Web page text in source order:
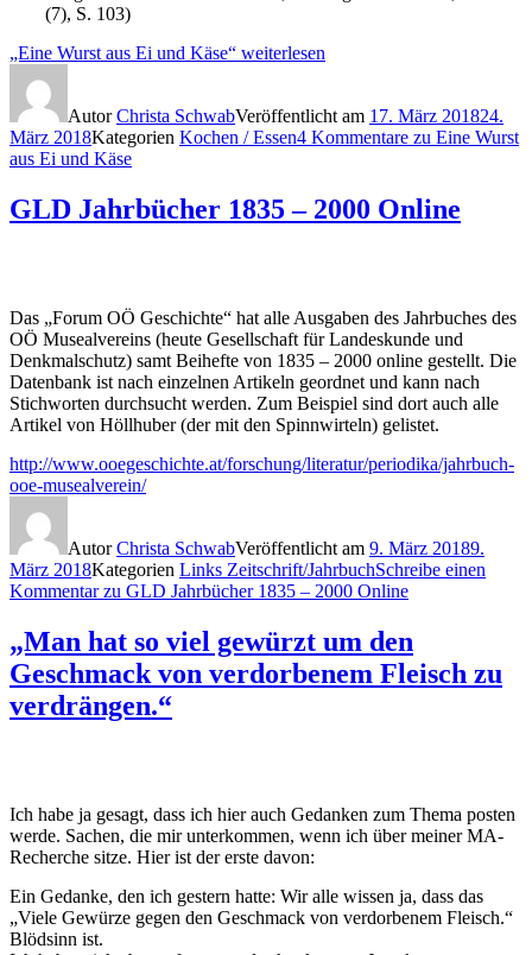
(7), S. 103)
„Eine Wurst aus Ei und Käse“ weiterlesen
AutorChrista SchwabVeröffentlicht am 17. März 201824.
März 2018Kategorien Kochen / Essen4 Kommentare zu Eine Wurst
aus Ei und Käse
GLD Jahrbücher 1835 – 2000 Online
Das „Forum OÖ Geschichte“ hat alle Ausgaben des Jahrbuches des
OÖ Musealvereins (heute Gesellschaft für Landeskunde und
Denkmalschutz) samt Beihefte von 1835 – 2000 online gestellt. Die
Datenbank ist nach einzelnen Artikeln geordnet und kann nach
Stichworten durchsucht werden. Zum Beispiel sind dort auch alle
Artikel von Höllhuber (der mit den Spinnwirteln) gelistet.
http://www.ooegeschichte.at/forschung/literatur/periodika/jahrbuch-
ooe-musealverein/
AutorChrista SchwabVeröffentlicht am 9. März 20189.
März 2018Kategorien Links Zeitschrift/JahrbuchSchreibe einen
Kommentarzu GLD Jahrbücher 1835 – 2000 Online
„Man hat so viel gewürzt um den
Geschmack von verdorbenem Fleisch zu
verdrängen.“
Ich habe ja gesagt, dass ich hier auch Gedanken zum Thema posten
werde. Sachen, die mir unterkommen, wenn ich über meiner MA-
Recherche sitze. Hier ist der erste davon:
Ein Gedanke, den ich gestern hatte: Wir alle wissen ja, dass das
„Viele Gewürze gegen den Geschmack von verdorbenem Fleisch.“
Blödsinn ist.